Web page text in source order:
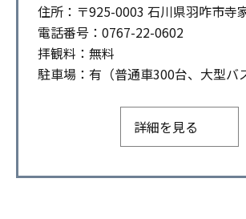
住所：〒925-0003 石川県羽咋市寺
電話番号：0767-22-0602
拝観料：無料
駐車場：有（普通車300台、大型バ
詳細を見る